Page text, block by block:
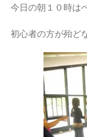
今日の朝１０時は
初心者の方が殆ど